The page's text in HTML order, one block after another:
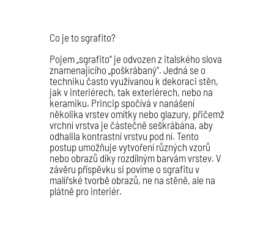
Co je to sgrafito?
Pojem „sgrafito“ je odvozen z italského slova
znamenajícího „poškrábaný“. Jedná se o
techniku často využívanou k dekoraci stěn,
jak v interiérech, tak exteriérech, nebo na
keramiku. Princip spočívá v nanášení
několika vrstev omítky nebo glazury, přičemž
vrchní vrstva je částečně seškrábána, aby
odhalila kontrastní vrstvu pod ní. Tento
postup umožňuje vytvoření různých vzorů
nebo obrazů díky rozdílným barvám vrstev. V
závěru příspěvku si povíme o sgrafitu v
malířské tvorbě obrazů, ne na stěně, ale na
plátně pro interiér.